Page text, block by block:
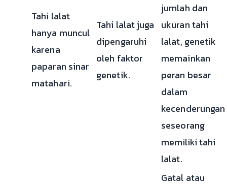
Tahi lalat
hanya muncul
karena
paparan sinar
matahari.
Tahi lalat juga
dipengaruhi
oleh faktor
genetik.
jumlah dan
ukuran tahi
lalat, genetik
memainkan
peran besar
dalam
kecenderungan
seseorang
memiliki tahi
lalat.
Gatal atau